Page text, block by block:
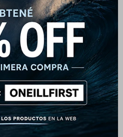
Costuras ciegas de sello
impermeable, pe
gadas, con la
flexibilidad sin rival de
TB3X.
Cero restricción y gran
integridad.
Bolsillo para Llaves